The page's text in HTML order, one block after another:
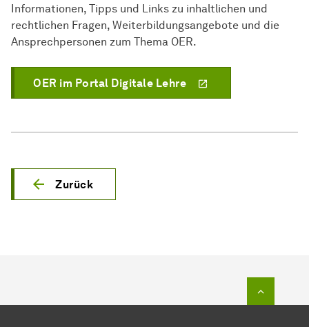
Informationen, Tipps und Links zu inhaltlichen und
rechtlichen Fragen, Weiterbildungsangebote und die
Ansprechpersonen zum Thema OER.
OER im Portal Digitale Lehre
Zurück